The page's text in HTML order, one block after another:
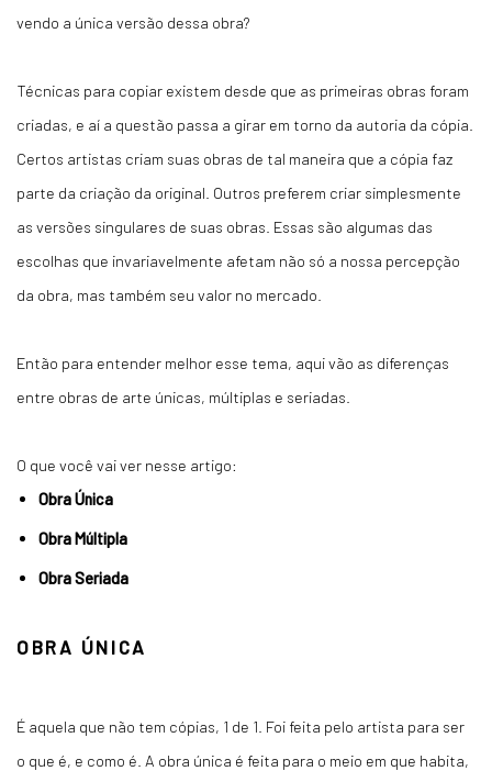
vendo a única versão dessa obra?
Técnicas para copiar existem desde que as primeiras obras foram
criadas, e aí a questão passa a girar em torno da autoria da cópia.
Certos artistas criam suas obras de tal maneira que a cópia faz
parte da criação da original. Outros preferem criar simplesmente
as versões singulares de suas obras. Essas são algumas das
escolhas que invariavelmente afetam não só a nossa percepção
da obra, mas também seu valor no mercado.
Então para entender melhor esse tema, aqui vão as diferenças
entre obras de arte únicas, múltiplas e seriadas.
O que você vai ver nesse artigo:
Obra Única
Obra Múltipla
Obra Seriada
OBRA ÚNICA
É aquela que não tem cópias, 1 de 1. Foi feita pelo artista para ser
o que é, e como é. A obra única é feita para o meio em que habita,